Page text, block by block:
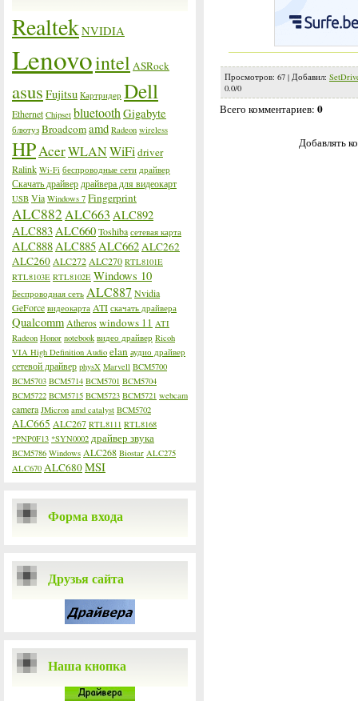
RealtekNVIDIA
Lenovointel ASRock
asus Fujitsu Картридер Dell
Ethernet Chipset bluetooth Gigabyte
блютуз Broadcomamd Radeon wireless
HPAcerWLANWiFi driver
Ralink Wi-Fi беспроводные сети драйвер
Скачать драйвер драйвера для видеокарт
USB Via Windows 7 Fingerprint
ALC882 ALC663 ALC892
ALC883ALC660Toshiba сетевая карта
ALC888ALC885ALC662ALC262
ALC260 ALC272 ALC270 RTL8101E
RTL8103E RTL8102E Windows 10
Беспроводная сеть ALC887 Nvidia
GeForce видеокарта ATI скачать драйвера
Qualcomm Atheroswindows 11 ATI
Radeon Honor notebook видео драйвер Ricoh
VIA High Definition Audio elan аудио драйвер
сетевой драйвер physX Marvell BCM5700
BCM5703 BCM5714 BCM5701 BCM5704
BCM5722 BCM5715 BCM5723 BCM5721 webcam
camera JMicron amd catalyst BCM5702
ALC665 ALC267 RTL8111 RTL8168
*PNP0F13 *SYN0002 драйвер звука
BCM5786 Windows ALC268 Biostar ALC275
ALC670 ALC680MSI
Форма входа
Друзья сайта
Наша кнопка
Просмотров: 67 | Добавил:
0.0/0
Всего комментариев: 0
Добавлять